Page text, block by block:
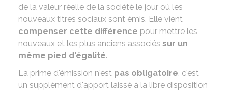
de la valeur réelle de la société le jour où les
nouveaux titres sociaux sont émis. Elle vient
compenser cette différence pour mettre les
nouveaux et les plus anciens associés sur un
même pied d'égalité.
La prime d'émission n'est pas obligatoire, c'est
un supplément d'apport laissé à la libre disposition